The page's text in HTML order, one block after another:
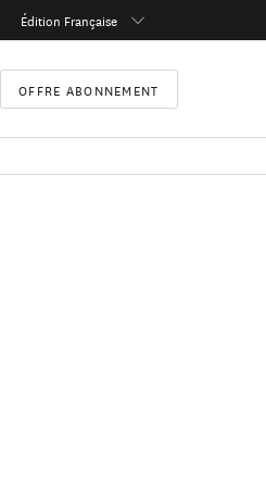
Édition Française
OFFRE ABONNEMENT